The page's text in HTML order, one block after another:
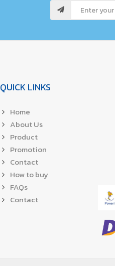
QUICK LINKS
Home
About Us
Product
Promotion
Contact
How to buy
FAQs
Contact